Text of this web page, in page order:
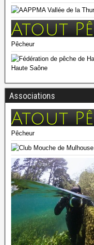
Pêcheur
Haute Saône
Associations
Pêcheur